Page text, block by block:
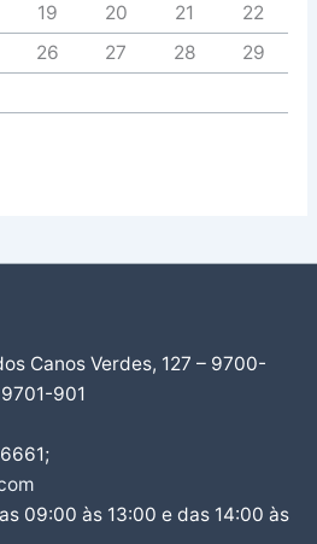
19 20 21
22
26 27 28
29
Canos Verdes, 127 – 9700-
901
09:00 às 13:00 e das 14:00 às